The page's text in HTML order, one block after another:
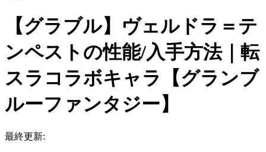
【グラブル】ヴェルドラ＝テ
ンペストの性能/入手方法｜転
スラコラボキャラ【グランブ
ルーファンタジー】
最終更新: